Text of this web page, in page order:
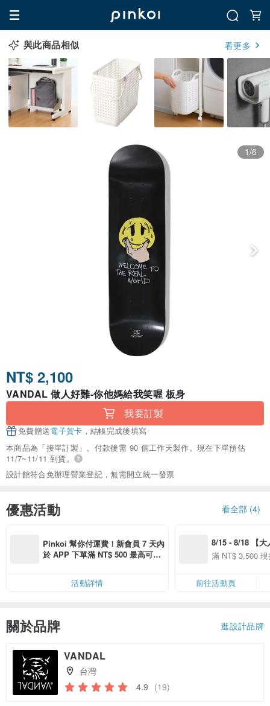
與此商品相似 看更多
1/6
NT$ 2,100
VANDAL 做人好難-你他媽給我笑喔 板身
我要訂製
免費贈送電子賀卡 ，結帳完成後填寫
本商品為「接單訂製」。付款後需 90 個工作天製作。現在下單預估
11/7~11/11 到貨。
設計館符合免辦理營業登記，無需開立統一發票
優惠活動 看全部 (4)
Pinkoi 幫你付運費！新會員 7 天內
於 APP 下單滿 NT$ 500 最高可折
活動詳情
8/15 - 8/18 【大
季】滿
滿 NT$ 3,500
前往活動頁
關於品牌 逛設計品牌
VANDAL
台灣
4.9 (19)